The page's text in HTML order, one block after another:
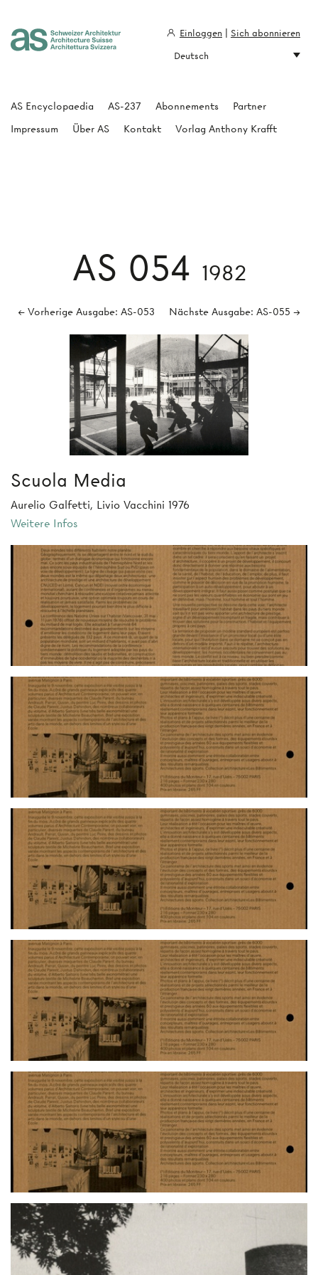
AS 054 1982
← Vorherige Ausgabe: AS-053 Nächste Ausgabe: AS-055 →
Scuola Media
Aurelio Galfetti, Livio Vacchini 1976
Weitere Infos
AS Encyclopaedia AS-237 Abonnements
Partner
Impressum
Über AS Kontakt Vorlag Anthony Krafft
Einloggen
Sich abonnieren
Deutsch